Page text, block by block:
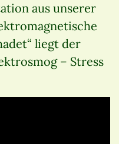
aus unserer
liegt der
– Stress